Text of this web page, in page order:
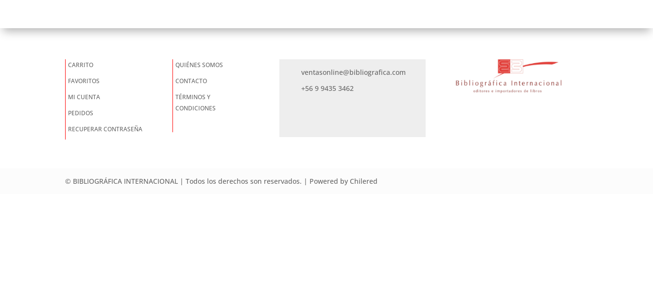
CARRITO
FAVORITOS
MI CUENTA
PEDIDOS
RECUPERAR CONTRASEÑA
QUIÉNES SOMOS
CONTACTO
TÉRMINOS Y
CONDICIONES
ventasonline@bibliografica.com
+56 9 9435 3462
© BIBLIOGRÁFICA INTERNACIONAL | Todos los derechos son reservados. | Powered by Chilered